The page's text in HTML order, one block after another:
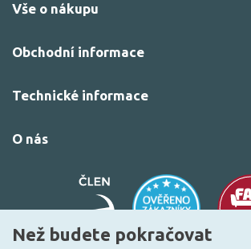
Vše o nákupu
Obchodní informace
Technické informace
O nás
Než budete pokračovat